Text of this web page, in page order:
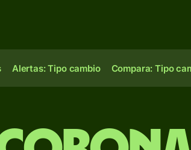
Alertas: Tipo cambio Compara: Tipo